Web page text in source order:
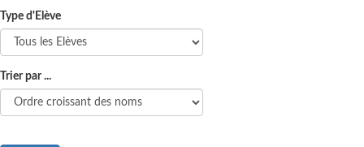
Type d'Elève
Trier par ...